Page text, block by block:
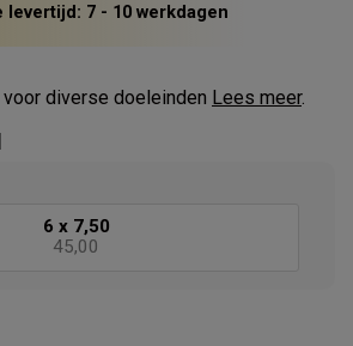
levertijd: 7 - 10 werkdagen
diverse doeleinden Lees meer.
6 x 7,50
45,00